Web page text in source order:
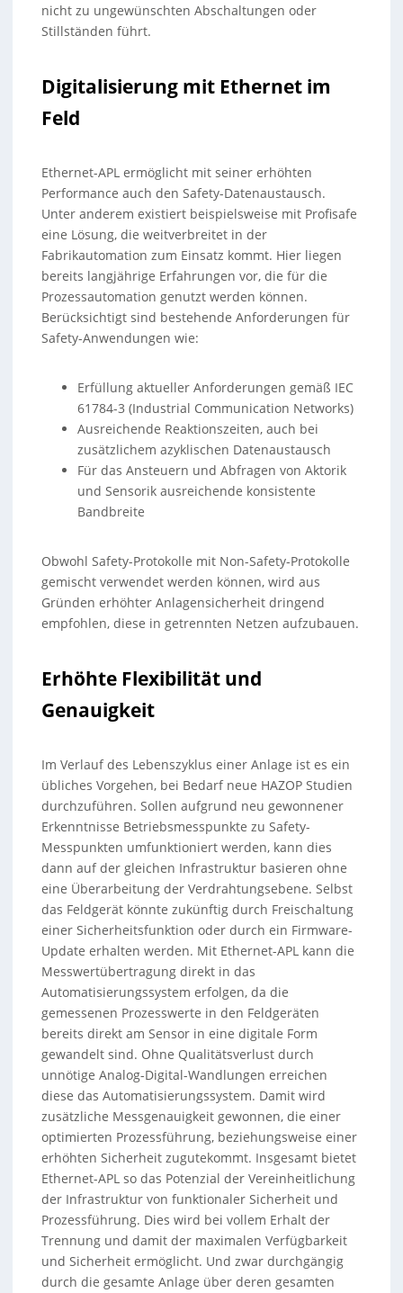
nicht zu ungewünschten Abschaltungen oder
Stillständen führt.
Digitalisierung mit Ethernet im
Feld
Ethernet-APL ermöglicht mit seiner erhöhten
Performance auch den Safety-Datenaustausch.
Unter anderem existiert beispielsweise mit Profisafe
eine Lösung, die weitverbreitet in der
Fabrikautomation zum Einsatz kommt. Hier liegen
bereits langjährige Erfahrungen vor, die für die
Prozessautomation genutzt werden können.
Berücksichtigt sind bestehende Anforderungen für
Safety-Anwendungen wie:
Erfüllung aktueller Anforderungen gemäß IEC
61784-3 (Industrial Communication Networks)
Ausreichende Reaktionszeiten, auch bei
zusätzlichem azyklischen Datenaustausch
Für das Ansteuern und Abfragen von Aktorik
und Sensorik ausreichende konsistente
Bandbreite
Obwohl Safety-Protokolle mit Non-Safety-Protokolle
gemischt verwendet werden können, wird aus
Gründen erhöhter Anlagensicherheit dringend
empfohlen, diese in getrennten Netzen aufzubauen.
Erhöhte Flexibilität und
Genauigkeit
Im Verlauf des Lebenszyklus einer Anlage ist es ein
übliches Vorgehen, bei Bedarf neue HAZOP Studien
durchzuführen. Sollen aufgrund neu gewonnener
Erkenntnisse Betriebsmesspunkte zu Safety-
Messpunkten umfunktioniert werden, kann dies
dann auf der gleichen Infrastruktur basieren ohne
eine Überarbeitung der Verdrahtungsebene. Selbst
das Feldgerät könnte zukünftig durch Freischaltung
einer Sicherheitsfunktion oder durch ein Firmware-
Update erhalten werden. Mit Ethernet-APL kann die
Messwertübertragung direkt in das
Automatisierungssystem erfolgen, da die
gemessenen Prozesswerte in den Feldgeräten
bereits direkt am Sensor in eine digitale Form
gewandelt sind. Ohne Qualitätsverlust durch
unnötige Analog-Digital-Wandlungen erreichen
diese das Automatisierungssystem. Damit wird
zusätzliche Messgenauigkeit gewonnen, die einer
optimierten Prozessführung, beziehungsweise einer
erhöhten Sicherheit zugutekommt. Insgesamt bietet
Ethernet-APL so das Potenzial der Vereinheitlichung
der Infrastruktur von funktionaler Sicherheit und
Prozessführung. Dies wird bei vollem Erhalt der
Trennung und damit der maximalen Verfügbarkeit
und Sicherheit ermöglicht. Und zwar durchgängig
durch die gesamte Anlage über deren gesamten